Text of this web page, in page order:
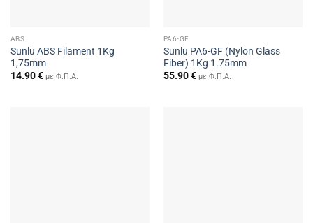
ABS
Sunlu ABS Filament 1Kg
1,75mm
14.90€ με Φ.Π.Α.
PA6-GF
Sunlu PA6-GF (Nylon Glass
Fiber) 1Kg 1.75mm
55.90€ με Φ.Π.Α.